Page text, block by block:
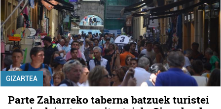
GIZARTEA
Parte Zaharreko taberna batzuek turistei